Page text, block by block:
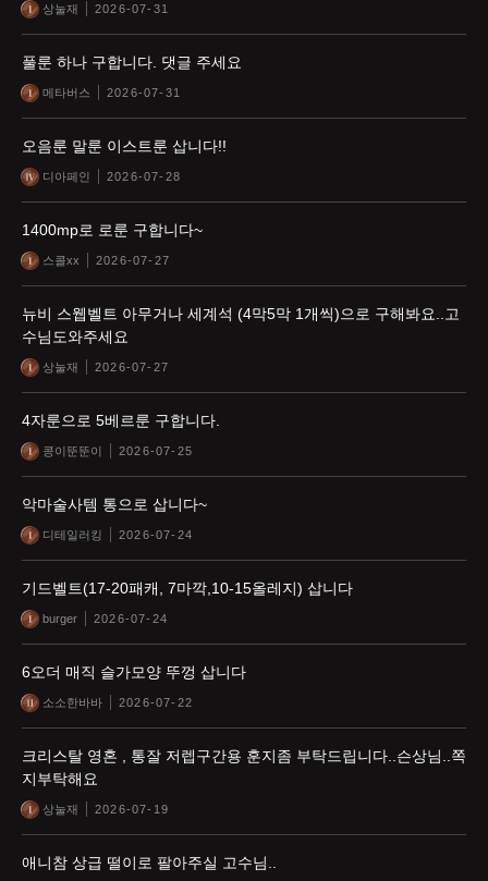
상눌재 2026-07-31
풀룬 하나 구합니다. 댓글 주세요
메타버스 2026-07-31
오음룬 말룬 이스트룬 삽니다!!
디아페인 2026-07-28
1400mp로 로룬 구합니다~
스콜xx 2026-07-27
뉴비 스웹벨트 아무거나 세계석 (4막5막 1개씩)으로 구해봐요..고
수님도와주세요
상눌재 2026-07-27
4자룬으로 5베르룬 구합니다.
콩이뚠뚠이 2026-07-25
악마술사템 통으로 삽니다~
디테일러킹 2026-07-24
기드벨트(17-20패캐, 7마깍,10-15올레지) 삽니다
burger 2026-07-24
6오더 매직 슬가모양 뚜껑 삽니다
소소한바바 2026-07-22
크리스탈 영혼 , 통잘 저렙구간용 훈지좀 부탁드립니다..슨상님..쪽
지부탁해요
상눌재 2026-07-19
애니참 상급 떨이로 팔아주실 고수님..